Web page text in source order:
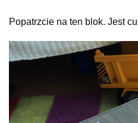
Popatrzcie na ten blok. Jest